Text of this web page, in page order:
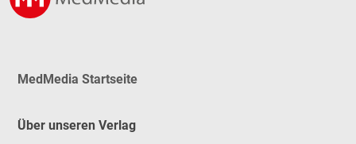
MedMedia Startseite
Über unseren Verlag